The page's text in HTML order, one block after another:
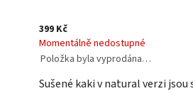
399 Kč
Momentálně nedostupné
Položka byla vyprodána…
Sušené kaki v natural verzi